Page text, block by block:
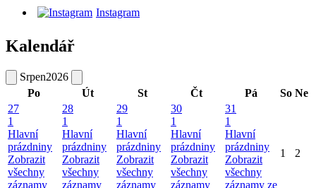
Instagram
Kalendář
Srpen2026
Po
Út St Čt Pá So Ne
27
1
Hlavní
prázdniny
Zobrazit
všechny
záznamy
28
1
Hlavní
prázdniny
Zobrazit
všechny
záznamy
29
1
Hlavní
prázdniny
Zobrazit
všechny
záznamy
30
1
Hlavní
prázdniny
Zobrazit
všechny
záznamy
31
1
Hlavní
prázdniny
Zobrazit
všechny
záznamy ze
1 2